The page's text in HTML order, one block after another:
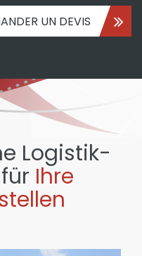
UN DEVIS
Logistik-
Ihre